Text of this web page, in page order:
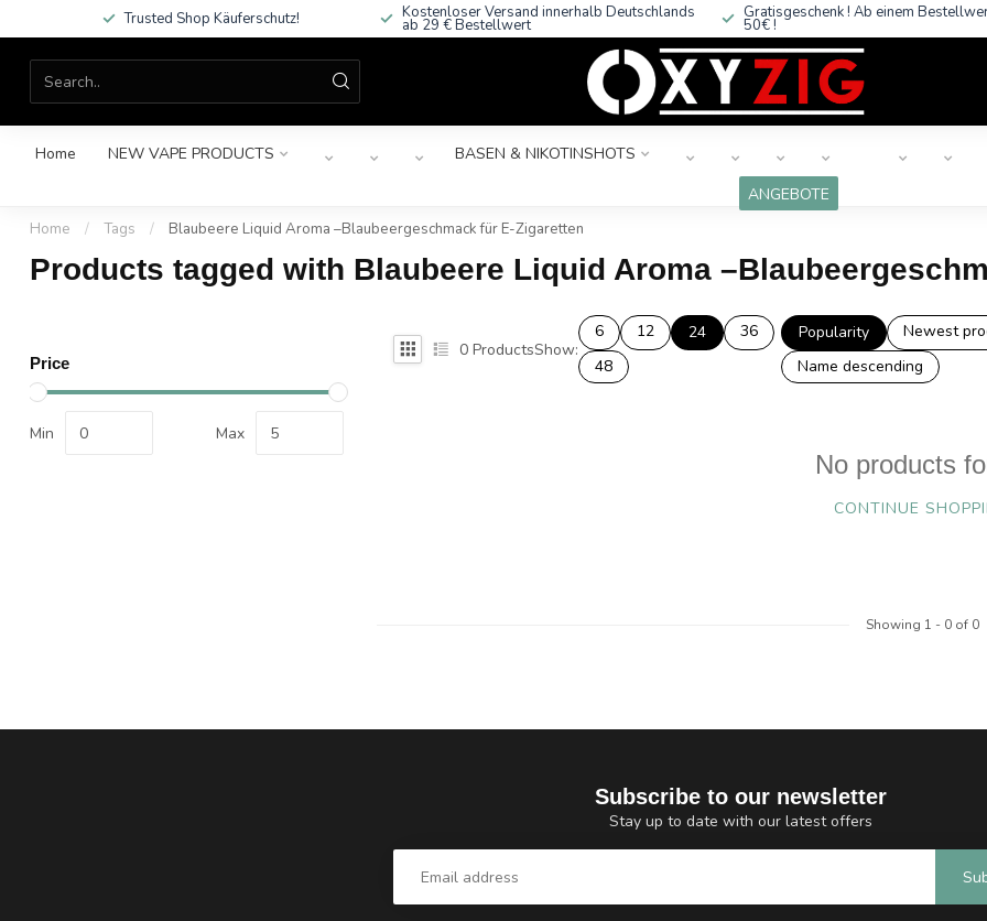
Trusted Shop Käuferschutz! Kostenloser Versand innerhalb Deutschlands
ab 29 € Bestellwert
Gratisgeschenk ! Ab einem
50€ !
Home NEW VAPE PRODUCTS BASEN & NIKOTINSHOTS
ANGEBOTE
Home / Tags / Blaubeere Liquid Aroma –Blaubeergeschmack für E-Zigaretten
Products tagged with Blaubeere Liquid Aroma
Price
Min Max
0 ProductsShow:
6 12 24
36
48
Popularity Newest
Name descending
No products
CONTINUE
Showing 1 - 0of 0
Subscribe to our newsletter
Stay up to date with our latest offers